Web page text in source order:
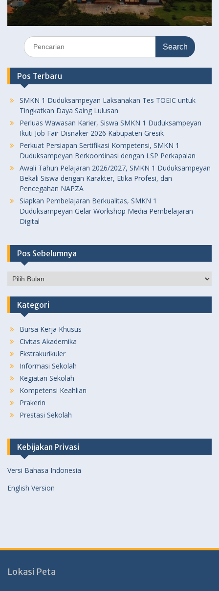
Search
for:
Pos Terbaru
SMKN 1 Duduksampeyan Laksanakan Tes TOEIC untuk
Tingkatkan Daya Saing Lulusan
Perluas Wawasan Karier, Siswa SMKN 1 Duduksampeyan
Ikuti Job Fair Disnaker 2026 Kabupaten Gresik
Perkuat Persiapan Sertifikasi Kompetensi, SMKN 1
Duduksampeyan Berkoordinasi dengan LSP Perkapalan
Awali Tahun Pelajaran 2026/2027, SMKN 1 Duduksampeyan
Bekali Siswa dengan Karakter, Etika Profesi, dan
Pencegahan NAPZA
Siapkan Pembelajaran Berkualitas, SMKN 1
Duduksampeyan Gelar Workshop Media Pembelajaran
Digital
Pos Sebelumnya
Pos
Kategori
Bursa Kerja Khusus
Civitas Akademika
Ekstrakurikuler
Informasi Sekolah
Kegiatan Sekolah
Kompetensi Keahlian
Prakerin
Prestasi Sekolah
Kebijakan Privasi
Versi Bahasa Indonesia
English Version
Lokasi Peta